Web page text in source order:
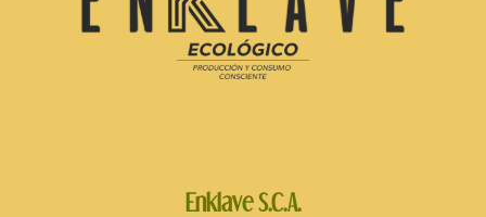
Enklave S.C.A.